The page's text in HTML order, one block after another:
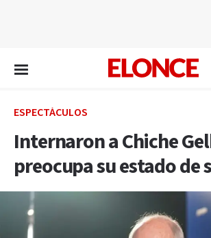
ESPECTÁCULOS
Internaron a Chiche
preocupa su estado de